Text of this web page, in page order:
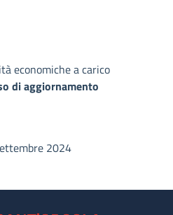
economiche a carico
di aggiornamento
2024